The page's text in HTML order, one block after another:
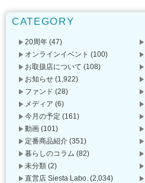
CATEGORY
20周年 (47)
オンラインイベント (100)
お取扱店について (108)
お知らせ (1,922)
ファンド (28)
メディア (6)
今月の予定 (161)
動画 (101)
定番商品紹介 (351)
暮らしのコラム (82)
未分類 (2)
直営店 Siesta Labo. (2,034)